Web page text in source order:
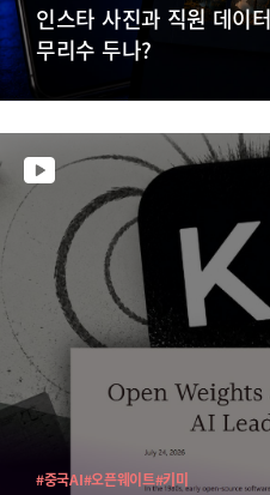
인스타 사진과 직원 데이
무리수 두나?
#중국AI#오픈웨이트#키미